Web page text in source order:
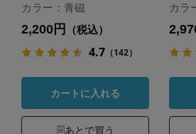
カラー：青磁
2,200円 （税込）
4.7（142）
カートに入れる
あとで買う
カラ